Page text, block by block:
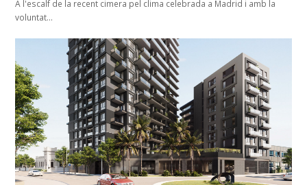
A l'escalf de la recent cimera pel clima celebrada a Madrid i amb la
voluntat…